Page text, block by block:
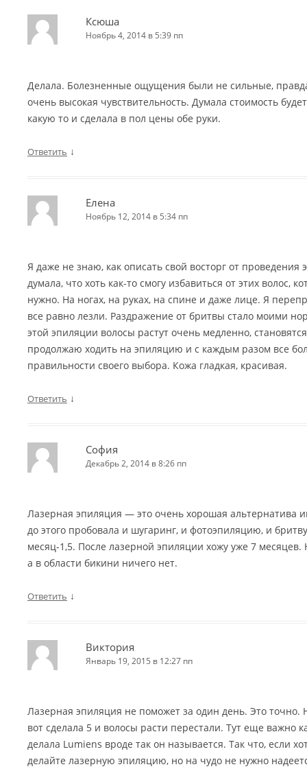
Ксюша
Ноябрь 4, 2014 в 5:39 пп
Делала. Болезненные ощущения были не сильные,
очень высокая чувствительность. Думала стоимость
какую то и сделала в пол цены обе руки.
Ответить ↓
Елена
Ноябрь 12, 2014 в 5:34 пп
Я даже не знаю, как описать свой восторг от
думала, что хоть как-то смогу избавиться от этих волос,
нужно. На ногах, на руках, на спине и даже лице. Я
все равно лезли. Раздражение от бритвы стало моими
этой эпиляции волосы растут очень медленно,
продолжаю ходить на эпиляцию и с каждым разом все
правильности своего выбора. Кожа гладкая, красивая.
Ответить ↓
София
Декабрь 2, 2014 в 8:26 пп
Лазерная эпиляция — это очень хорошая альтернатива
до этого пробовала и шугаринг, и фотоэпиляцию, и
месяц-1,5. После лазерной эпиляции хожу уже 7 месяцев.
а в области бикини ничего нет.
Ответить ↓
Виктория
Январь 19, 2015 в 12:27 пп
Лазерная эпиляция не поможет за один день. Это точно.
вот сделала 5 и волосы расти перестали. Тут еще важно
делала Lumiens вроде так он называется. Так что, если
делайте лазерную эпиляцию, но на чудо не нужно